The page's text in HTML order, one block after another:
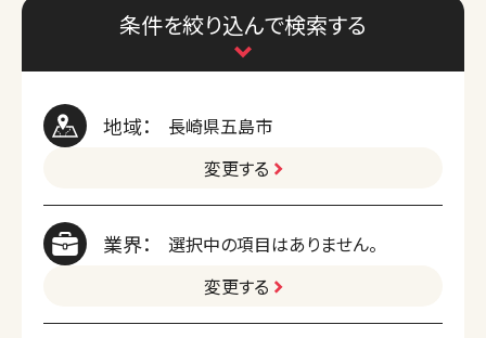
条件を絞り込んで検索する
地域：
長崎県五島市
変更する
業界：
選択中の項目はありません。
変更する